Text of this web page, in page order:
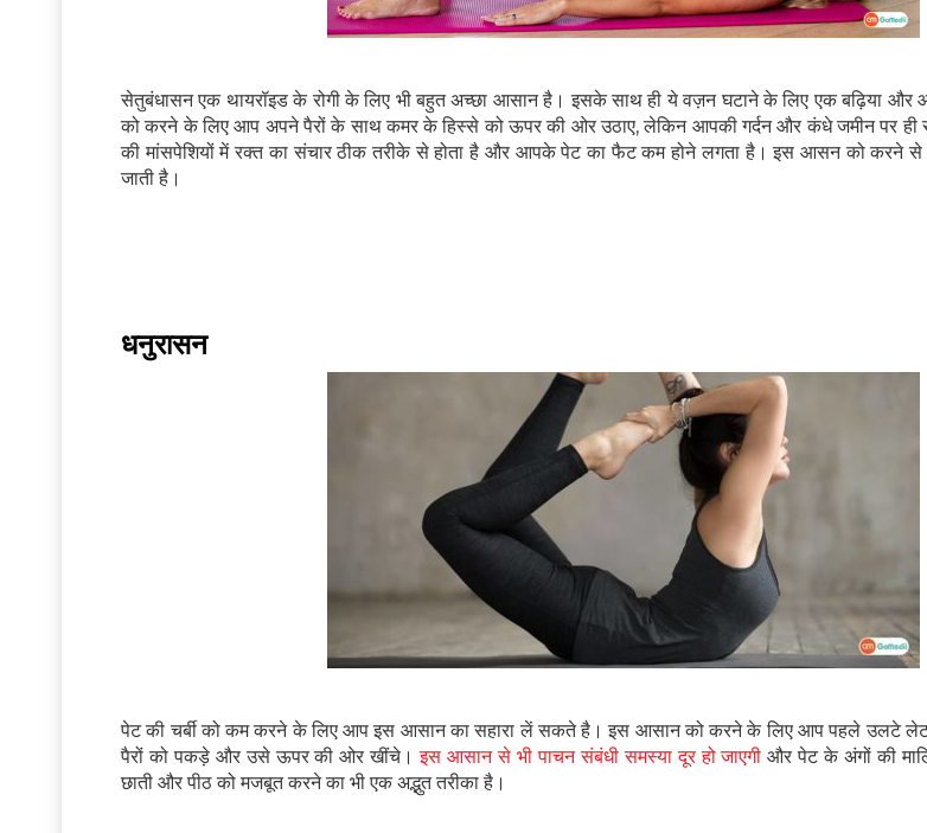
सेतुबंधासन एक थायरॉइड के रोगी के लिए भी बहुत अच्छा आसान है। इसके साथ ही ये वज़न घटाने के लिए एक बढ़िया
को करने के लिए आप अपने पैरों के साथ कमर के हिस्से को ऊपर की ओर उठाए, लेकिन आपकी गर्दन और कंधे जमीन पर
की मांसपेशियों में रक्त का संचार ठीक तरीके से होता है और आपके पेट का फैट कम होने लगता है। इस आसन को करने से
जाती है।
धनुरासन
पेट की चर्बी को कम करने के लिए आप इस आसान का सहारा लें सकते है। इस आसान को करने के लिए आप पहले उलटे
पैरों को पकड़े और उसे ऊपर की ओर खींचे।इस आसान से भी पाचन संबंधी समस्या दूर हो जाएगी और पेट के अंगों की
छाती और पीठ को मजबूत करने का भी एक अद्भुत तरीका है।